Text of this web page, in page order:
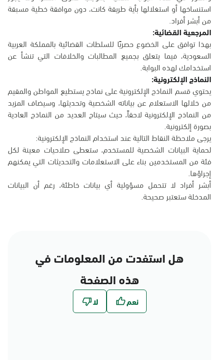
استنساخها أو استغلالها بأية طريقة كانت، دون موافقة خطية مسبقة
من أبشر أفراد.
المرجعية القضائية:
بهذا توافق على الخضوع حصريًا للسلطات القضائية بالمملكة العربية
السعودية، فيما يتعلق بجميع المطالبات والخلافات التي تنشأ عن
استخدامك لهذه البوابة.
النماذج الإلكترونية:
يحتوي قسم النماذج الإلكترونية على نماذج يستطيع المواطن والمقيم
من خلالها الاستعلام عن بياناته الشخصية وتحديثها، وسيضاف المزيد
من النماذج الإلكترونية لاحقاً، حيث سيتاح العديد من النماذج العادية
بصورة إلكترونية.
يرجى ملاحظة النقاط التالية عند استخدام النماذج الإلكترونية:
لحماية البيانات الشخصية للمستخدم، ستعطى صلاحيات معينة لكل
فئة من المستخدمين بناء على الاستعلامات والتحديثات التي يمكنهم
إجراؤها.
أبشر أفراد لا تتحمل مسؤولية أي بيانات خاطئة، رغم أن البيانات
المدخلة ستعتبر صحيحة.
هل استفدت من المعلومات في
هذه الصفحة